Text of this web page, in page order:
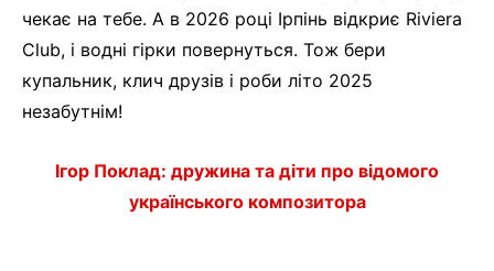
чекає на тебе. А в 2026 році Ірпінь відкриє Riviera
Club, і водні гірки повернуться. Тож бери
купальник, клич друзів і роби літо 2025
незабутнім!
Ігор Поклад: дружина та діти про відомого
українського композитора